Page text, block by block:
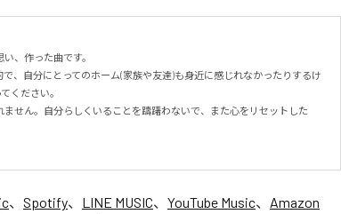
、作った曲です。
、自分にとってのホーム(家族や友達)も身近に感じれなかったりするけ
ください。
せん。自分らしくいることを躊躇わないで、また心をリセットした
、 Spotify、 LINE MUSIC、 YouTube Music、 Amazon